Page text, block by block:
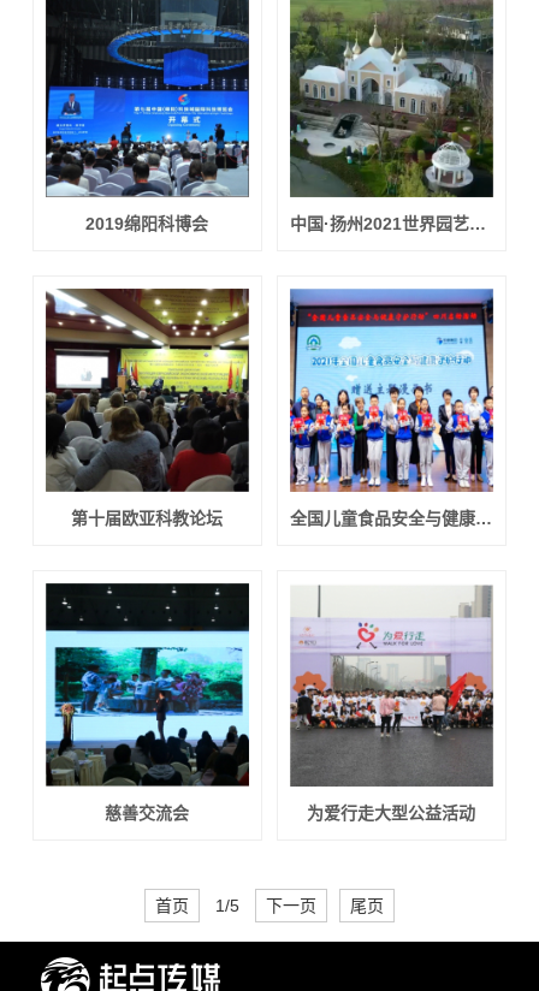
2019绵阳科博会 中国·扬州2021世界园艺博览会
第十届欧亚科教论坛 全国儿童食品安全与健康守护行动
慈善交流会 为爱行走大型公益活动
首页 1/5 下一页 尾页